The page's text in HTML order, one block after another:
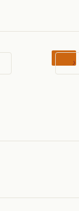
›